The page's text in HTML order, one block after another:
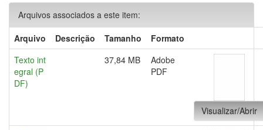
Arquivos associados a este item:
Arquivo
Descrição Tamanho
Formato
Texto int
egral (P
DF)
37,84 MB
Adobe
PDF
Visualizar/Abrir